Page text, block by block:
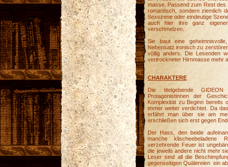
masse. Passend zum Rest des
romantisch, sondern ziemlich
Sexszene oder eindeutige
auch hier ihre ganz
verschmelzen.
Sie baut eine
Nebensatz ironisch zu
völlig anders. Die Lesenden
vertrockneter Hirnmasse mehr
CHARAKTERE
Die titelgebende
Protagonistinnen der
Komplexität zu Beginn bereits
immer weiter verdichtet. Da
erfährt man über sie am
erschließen sich erst gegen
Der Hass, den beide
manche klischeebeladene
verzehrende Feuer ist
die jeweils andere nicht mehr
Leser sind all die
gegenseitigen Quälereien ein